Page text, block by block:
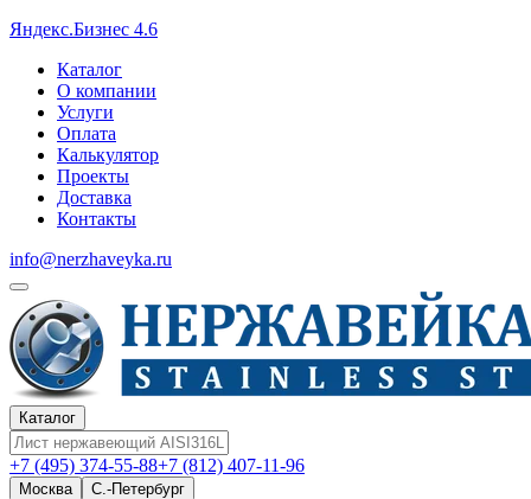
Яндекс.Бизнес 4.6
Каталог
О компании
Услуги
Оплата
Калькулятор
Проекты
Доставка
Контакты
info@nerzhaveyka.ru
Каталог
+7 (495) 374-55-88+7 (812) 407-11-96
Москва
С.-Петербург